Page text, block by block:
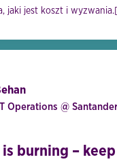
jaki jest koszt i
Operations @ Santander
burning –